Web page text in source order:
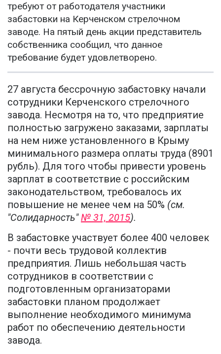
требуют от работодателя участники
забастовки на Керченском стрелочном
заводе. На пятый день акции представитель
собственника сообщил, что данное
требование будет удовлетворено.
27 августа бессрочную забастовку начали
сотрудники Керченского стрелочного
завода. Несмотря на то, что предприятие
полностью загружено заказами, зарплаты
на нем ниже установленного в Крыму
минимального размера оплаты труда (8901
рубль). Для того чтобы привести уровень
зарплат в соответствие с российским
законодательством, требовалось их
повышение не менее чем на 50% (см.
"Солидарность"№ 31, 2015).
В забастовке участвует более 400 человек
- почти весь трудовой коллектив
предприятия. Лишь небольшая часть
сотрудников в соответствии с
подготовленным организаторами
забастовки планом продолжает
выполнение необходимого минимума
работ по обеспечению деятельности
завода.